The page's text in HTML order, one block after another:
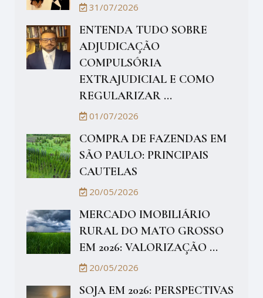
31/07/2026
ENTENDA TUDO SOBRE
ADJUDICAÇÃO
COMPULSÓRIA
EXTRAJUDICIAL E COMO
REGULARIZAR ...
01/07/2026
COMPRA DE FAZENDAS EM
SÃO PAULO: PRINCIPAIS
CAUTELAS
20/05/2026
MERCADO IMOBILIÁRIO
RURAL DO MATO GROSSO
EM 2026: VALORIZAÇÃO ...
20/05/2026
SOJA EM 2026: PERSPECTIVAS